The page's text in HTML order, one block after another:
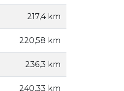
217,4 km
220,58 km
236,3 km
240,33 km